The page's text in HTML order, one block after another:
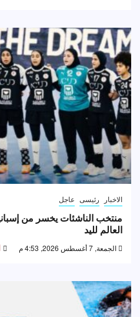
الاخبار رئيسى عاجل
منتخب الناشئات يخسر من
العالم لليد
الجمعة, 7 أغسطس 2026, 4:53 م